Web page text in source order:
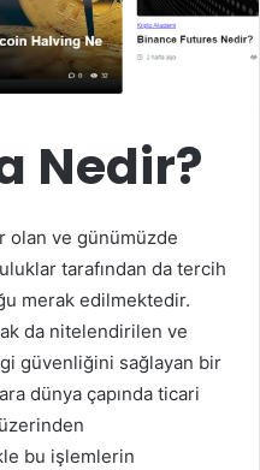
Nedir?
olan ve günümüzde
tarafından da tercih
merak edilmektedir.
da nitelendirilen ve
güvenliğini sağlayan bir
dünya çapında ticari
bu işlemlerin